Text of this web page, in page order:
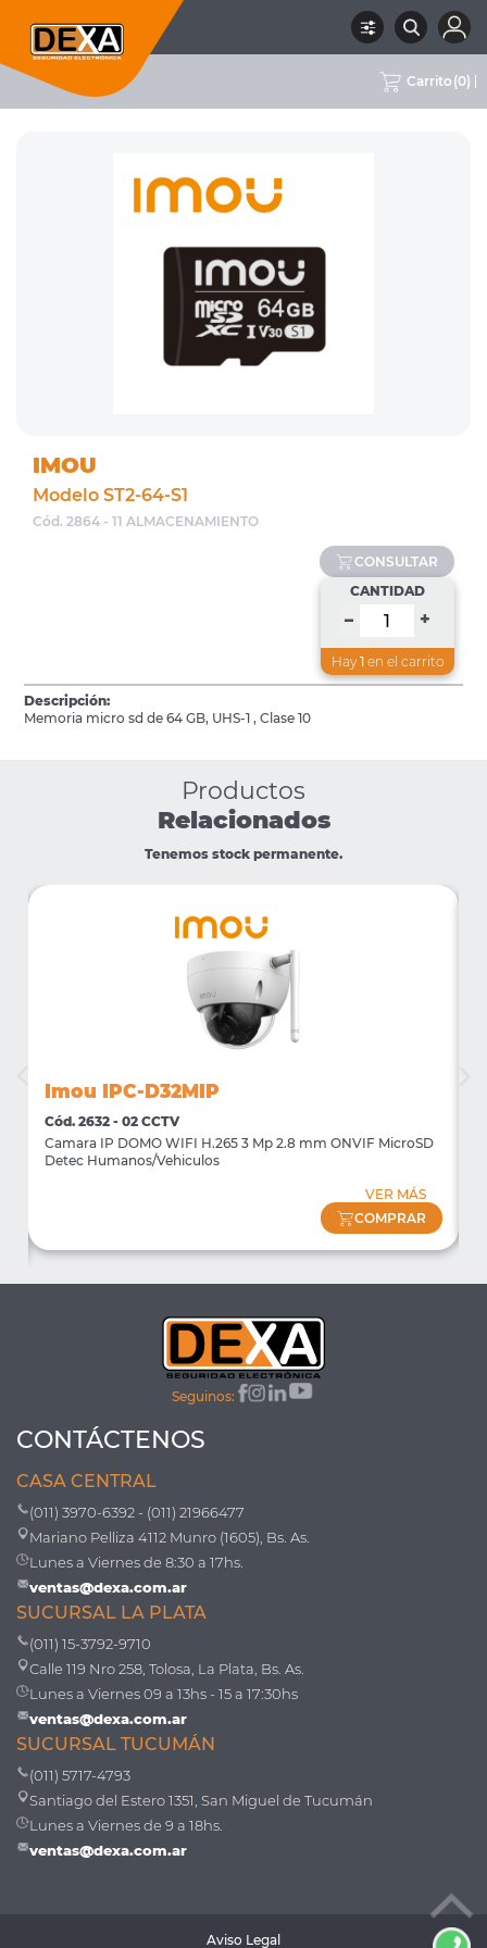
Carrito (0)
MARCA
IMOU
Modelo ST2-64-S1
Cód. 2864 - 11 ALMACENAMIENTO
CONSULTAR
CANTIDAD
– +
Hay 1en el carrito
Descripción:
Memoria micro sd de 64 GB, UHS-1 , Clase 10
Productos
Relacionados
Tenemos stock permanente.
Imou IPC-D32MIP
Cód. 2632 - 02 CCTV
Camara IP DOMO WIFI H.265 3 Mp 2.8 mm ONVIF MicroSD
Detec Humanos/Vehiculos
VER MÁS
COMPRAR
Seguinos:
CONTÁCTENOS
CASA CENTRAL
(011) 3970-6392 - (011) 21966477
Mariano Pelliza 4112 Munro (1605), Bs. As.
Lunes a Viernes de 8:30 a 17hs.
ventas@dexa.com.ar
SUCURSAL LA PLATA
(011) 15-3792-9710
Calle 119 Nro 258, Tolosa, La Plata, Bs. As.
Lunes a Viernes 09 a 13hs - 15 a 17:30hs
ventas@dexa.com.ar
SUCURSAL TUCUMÁN
(011) 5717-4793
Santiago del Estero 1351, San Miguel de Tucumán
Lunes a Viernes de 9 a 18hs.
ventas@dexa.com.ar
Aviso Legal